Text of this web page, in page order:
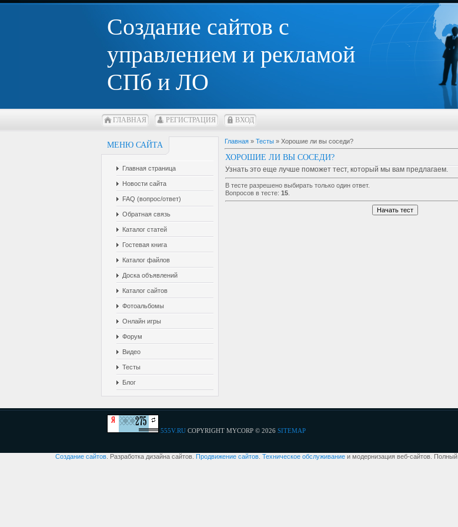
Создание сайтов с
управлением и рекламой
СПб и ЛО
ГЛАВНАЯ РЕГИСТРАЦИЯ ВХОД
МЕНЮ САЙТА
Главная страница
Новости сайта
FAQ (вопрос/ответ)
Обратная связь
Каталог статей
Гостевая книга
Каталог файлов
Доска объявлений
Каталог сайтов
Фотоальбомы
Онлайн игры
Форум
Видео
Тесты
Блог
Главная » Тесты » Хорошие ли вы соседи?
ХОРОШИЕ ЛИ ВЫ СОСЕДИ?
Узнать это еще лучше поможет тест, который мы вам предлагаем.
В тесте разрешено выбирать только один ответ.
Вопросов в тесте: 15
555V.RU COPYRIGHT MYCORP © 2026 SITEMAP
Создание сайтов . Разработка дизайна сайтов. Продвижение сайтов Техническое обслуживание и модернизация веб-сайтов. Полный